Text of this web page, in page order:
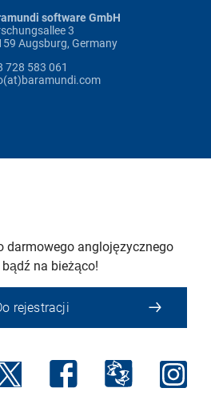
software GmbH
3
Augsburg, Germany
728 583 061
darmowego anglojęzycznego
na bieżąco!
rejestracji